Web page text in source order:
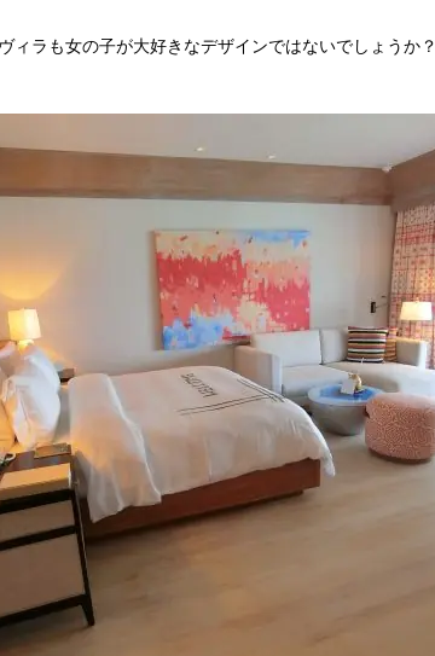
ィラも女の子が大好きなデザインではないでしょうか？